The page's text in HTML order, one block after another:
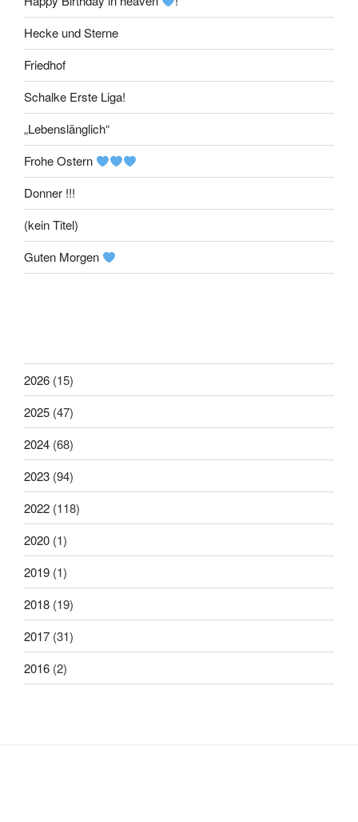
Hecke und Sterne
Friedhof
Schalke Erste Liga!
„Lebenslänglich“
Frohe Ostern
Donner !!!
(kein Titel)
Guten Morgen
2026 (15)
2025 (47)
2024 (68)
2023 (94)
2022 (118)
2020 (1)
2019 (1)
2018 (19)
2017 (31)
2016 (2)